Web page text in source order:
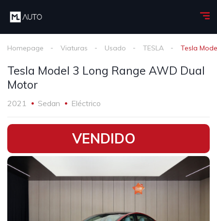
Homepage Viaturas Usado TESLA Tesla
Tesla Model 3 Long Range AWD Dual
Motor
2021 Sedan Eléctrico
•
VENDIDO